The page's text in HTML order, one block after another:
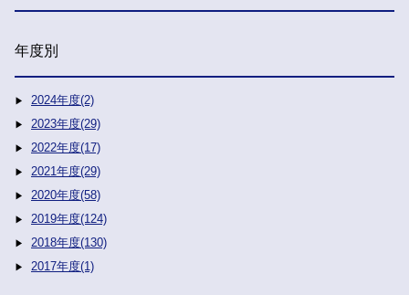
年度別
2024年度(2)
2023年度(29)
2022年度(17)
2021年度(29)
2020年度(58)
2019年度(124)
2018年度(130)
2017年度(1)